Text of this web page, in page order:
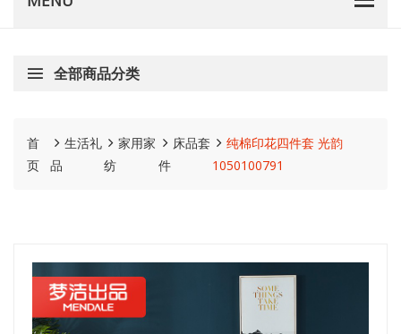
全部商品分类
首
页
生活礼
品
家用家
纺
床品套
件
纯棉印花四件套 光韵
1050100791